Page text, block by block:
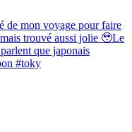
de mon voyage pour faire
trouvé aussi jolie 🥹Le
que japonais
#toky